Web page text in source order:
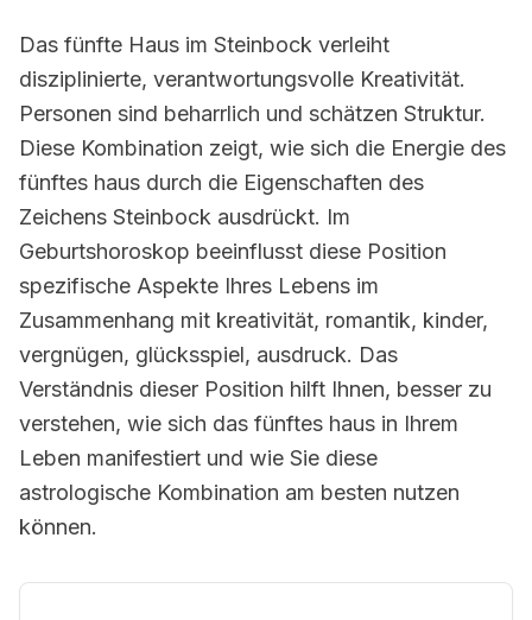
Das fünfte Haus im Steinbock verleiht
disziplinierte, verantwortungsvolle Kreativität.
Personen sind beharrlich und schätzen Struktur.
Diese Kombination zeigt, wie sich die Energie des
fünftes haus durch die Eigenschaften des
Zeichens Steinbock ausdrückt. Im
Geburtshoroskop beeinflusst diese Position
spezifische Aspekte Ihres Lebens im
Zusammenhang mit kreativität, romantik, kinder,
vergnügen, glücksspiel, ausdruck. Das
Verständnis dieser Position hilft Ihnen, besser zu
verstehen, wie sich das fünftes haus in Ihrem
Leben manifestiert und wie Sie diese
astrologische Kombination am besten nutzen
können.